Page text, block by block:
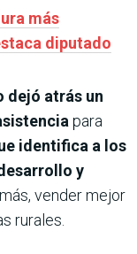
más
diputado
dejó atrás un
para
identifica a los
y
más, vender mejor
rurales.